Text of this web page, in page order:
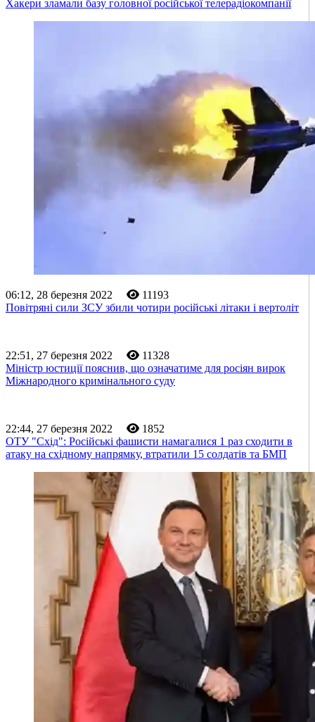
Хакери зламали базу головної російської телерадіокомпанії
06:12, 28 березня 2022
11193
Повітряні сили ЗСУ збили чотири російські літаки і вертоліт
22:51, 27 березня 2022
11328
Міністр юстиції пояснив, що означатиме для росіян вирок
Міжнародного кримінального суду
22:44, 27 березня 2022
1852
ОТУ "Схід": Російські фашисти намагалися 1 раз сходити в
атаку на східному напрямку, втратили 15 солдатів та БМП